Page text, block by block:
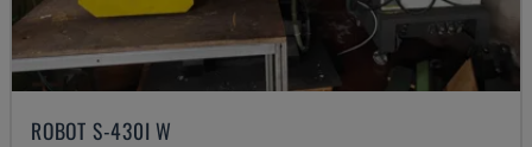
ROBOT S-430I W